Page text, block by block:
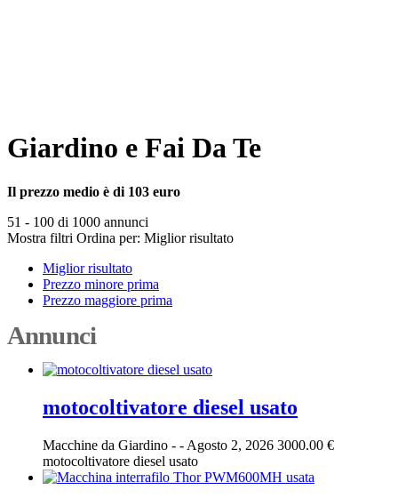
Giardino e Fai Da Te
Il prezzo medio è di 103 euro
51 - 100 di 1000 annunci
Mostra filtri Ordina per: Miglior risultato
Miglior risultato
Prezzo minore prima
Prezzo maggiore prima
Annunci
motocoltivatore diesel usato
Macchine da Giardino - - Agosto 2, 2026 3000.00 €
motocoltivatore diesel usato